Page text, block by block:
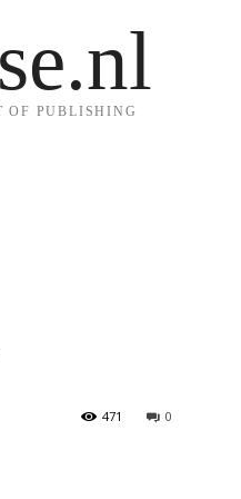
OF PUBLISHING
0
471